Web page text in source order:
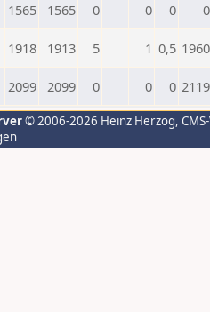
1565 1565 0 0 0 0
1918 1913 5 1 0,5 1960
2099 2099 0 0 0 2119
© 2006-2026 Heinz Herzog,